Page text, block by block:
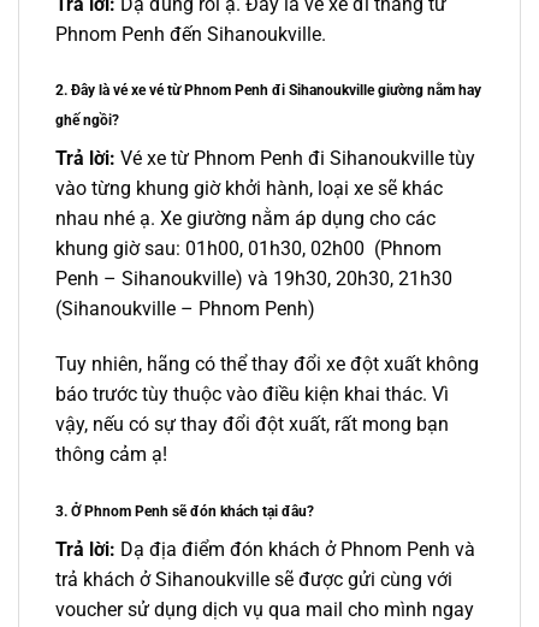
Phnom Penh đến Sihanoukville.
2. Đây là vé xe vé từ Phnom Penh đi Sihanoukville giường nằm hay
ghế ngồi?
Trả lời: Vé xe từ Phnom Penh đi Sihanoukville tùy
vào từng khung giờ khởi hành, loại xe sẽ khác
nhau nhé ạ. Xe giường nằm áp dụng cho các
khung giờ sau: 01h00, 01h30, 02h00 (Phnom
Penh – Sihanoukville) và 19h30, 20h30, 21h30
(Sihanoukville – Phnom Penh)
Tuy nhiên, hãng có thể thay đổi xe đột xuất không
báo trước tùy thuộc vào điều kiện khai thác. Vì
vậy, nếu có sự thay đổi đột xuất, rất mong bạn
thông cảm ạ!
3. Ở Phnom Penh sẽ đón khách tại đâu?
Trả lời: Dạ địa điểm đón khách ở Phnom Penh và
trả khách ở Sihanoukville sẽ được gửi cùng với
voucher sử dụng dịch vụ qua mail cho mình ngay